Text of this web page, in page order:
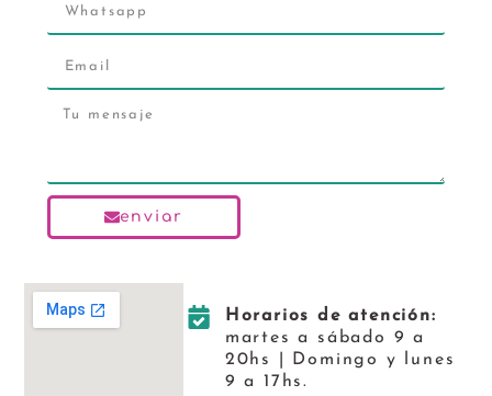
enviar
Horarios de atención:
martes a sábado 9 a
20hs | Domingo y lunes
9 a 17hs.